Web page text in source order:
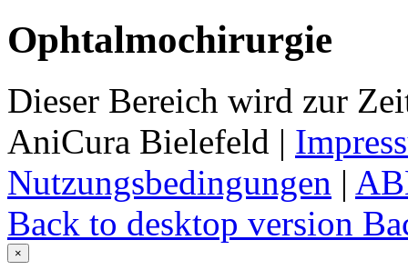
Ophtalmochirurgie
Dieser Bereich wird zur
AniCura Bielefeld |
Nutzungsbedingungen |
Back to desktop version
×